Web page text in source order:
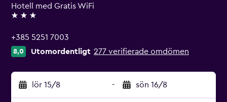
Hotell med Gratis WiFi
3 stjärnor
+385 5251 7003
8,0 Utomordentligt 277 verifierade omdömen
lör 15/8 - sön 16/8